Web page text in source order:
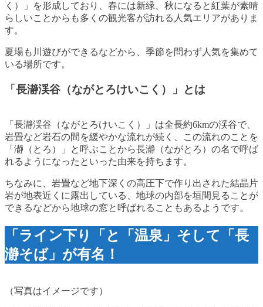
く）」を形成しており、春には新緑、秋になると紅葉が素晴
らしいことからも多くの観光客が訪れる人気エリアがありま
す。
夏場も川遊びができるなどから、季節を問わず人気を集めて
いる場所です。
「長瀞渓谷（ながとろけいこく）」とは
「長瀞渓谷（ながとろけいこく）」は全長約6kmの渓谷で、
岩畳など岩石の間を緩やかな流れが続く、この流れのことを
「瀞（とろ）」と呼ぶことから長瀞（ながとろ）の名で呼ば
れるようになったといった由来を持ちます。
ちなみに、岩畳など地下深くの高圧下で作り出された結晶片
岩が地表近くに露出している、地球の内部を垣間見ることが
できるなどから地球の窓と呼ばれることもあるようです。
「ライン下り「と「温泉」そして「長
瀞そば」が有名！
（写真はイメージです）